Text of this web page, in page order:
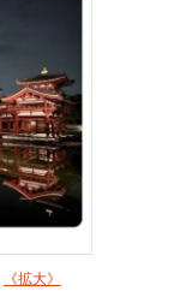
《拡大》